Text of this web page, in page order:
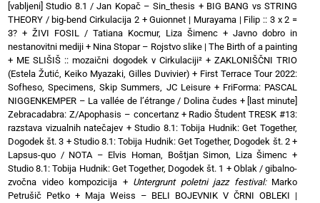
[vabljeni] Studio 8.1 / Jan Kopač – Sin_thesis + BIG BANG vs STRING
THEORY / big-bend Cirkulacija 2+Guionnet | Murayama | Filip :: 3 x 2 =
3? + ŽIVI FOSIL / Tatiana Kocmur, Liza Šimenc + Javno dobro in
nestanovitni mediji + Nina Stopar – Rojstvo slike | The Birth of a painting
+ ME SLIŠIŠ :: mozaični dogodek v Cirkulaciji²+ ZAKLONIŠČNI TRIO
(Estela Žutić, Keiko Myazaki, Gilles Duvivier) + First Terrace Tour 2022:
Sofheso, Specimens, Skip Summers, JC Leisure+ FriForma: PASCAL
NIGGENKEMPER – La vallée de l’étrange / Dolina čudes + [last minute]
Zebracadabra: Z/Apophasis – concertanz+ Radio Študent TRESK #13:
razstava vizualnih natečajev +Studio 8.1: Tobija Hudnik: Get Together,
Dogodek št. 3 + Studio 8.1: Tobija Hudnik: Get Together, Dogodek št. 2+
Lapsus-quo / NOTA – Elvis Homan, Boštjan Simon, Liza Šimenc +
Studio 8.1: Tobija Hudnik: Get Together, Dogodek št. 1 + Oblak / gibalno-
zvočna video kompozicija + Untergrunt poletni jazz festival:Marko
Petrušič Petko+ Maja Weiss – BELI BOJEVNIK V ČRNI OBLEKI |